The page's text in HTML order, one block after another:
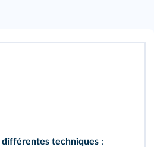
différentes techniques :